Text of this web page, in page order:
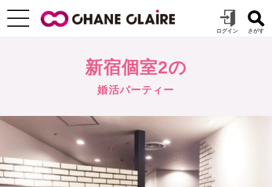
新宿個室2の
婚活パーティー